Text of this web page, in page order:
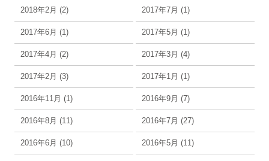
2018年2月 (2) 2017年7月 (1)
2017年6月 (1) 2017年5月 (1)
2017年4月 (2) 2017年3月 (4)
2017年2月 (3) 2017年1月 (1)
2016年11月 (1) 2016年9月 (7)
2016年8月 (11) 2016年7月 (27)
2016年6月 (10) 2016年5月 (11)